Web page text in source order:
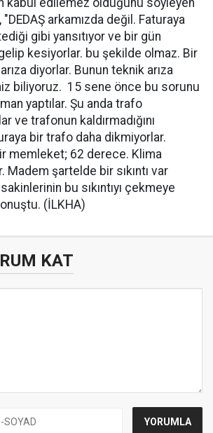
kabul edilemez olduğunu söyleyen
arkamızda değil. Faturaya
gibi yansıtıyor ve bir gün
kesiyorlar. bu şekilde olmaz. Bir
diyorlar. Bunun teknik arıza
biliyoruz. 15 sene önce bu sorunu
yaptılar. Şu anda trafo
ve trafonun kaldırmadığını
bir trafo daha dikmiyorlar.
memleket; 62 derece. Klima
Madem şartelde bir sıkıntı var
bu sıkıntıyı çekmeye
(İLKHA)
KAT